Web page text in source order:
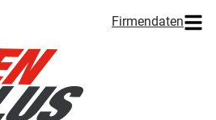
Firmendaten